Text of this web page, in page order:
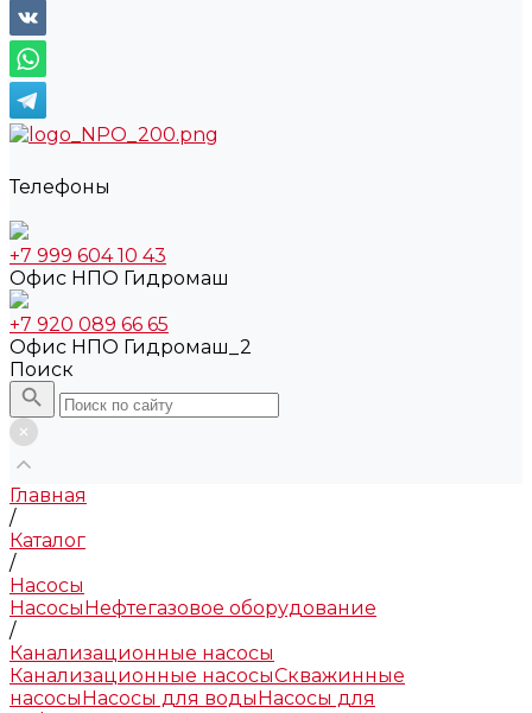
Телефоны
+7 999 604 10 43
Офис НПО Гидромаш
+7 920 089 66 65
Офис НПО Гидромаш_2
Поиск
Главная
/
Каталог
/
Насосы
НасосыНефтегазовое оборудование
/
Канализационные насосы
Канализационные насосыСкважинные
насосыНасосы для водыНасосы для